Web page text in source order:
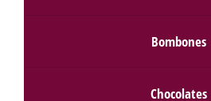
Bombones
Chocolates